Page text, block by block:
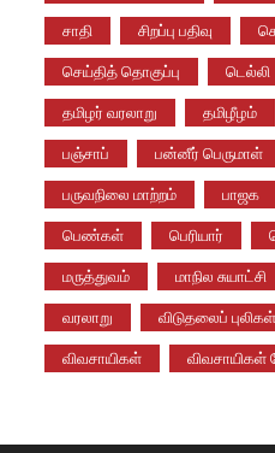
சாதி சிறப்பு பதிவு
செய்தித் தொகுப்பு டெல்லி
தமிழர் வரலாறு தமிழீழம்
பஞ்சாப் பன்னீர் பெருமாள்
பருவநிலை மாற்றம் பாஜக
பெண்கள் பெரியார்
மருத்துவம் மாநில சுயாட்சி
வரலாறு விடுதலைப் புலிகள்
விவசாயிகள் விவசாயிகள்